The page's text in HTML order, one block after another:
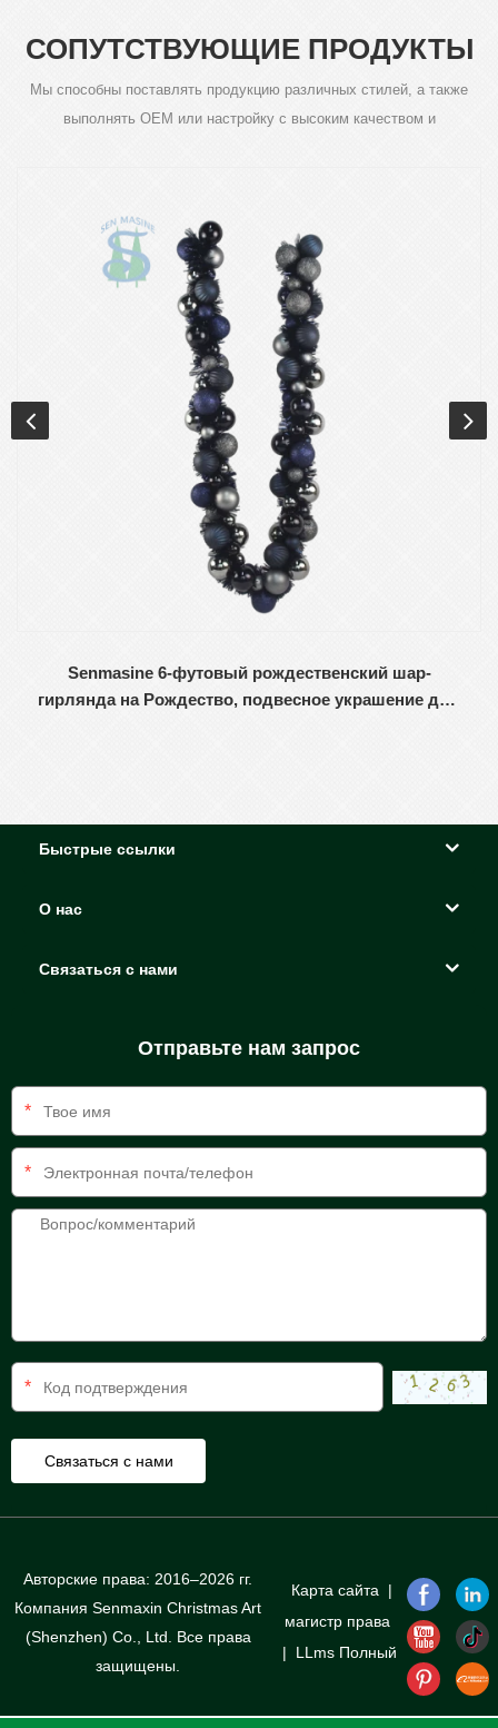
СОПУТСТВУЮЩИЕ ПРОДУКТЫ
Мы способны поставлять продукцию различных стилей, а также
выполнять OEM или настройку с высоким качеством и
Senmasine 6-футовый рождественский шар-
гирлянда на Рождество, подвесное украшение для
Быстрые ссылки
О нас
Связаться с нами
Отправьте нам запрос
*
*
*
Авторские права: 2016–2026 гг.
Компания Senmaxin Christmas Art
(Shenzhen) Co., Ltd. Все права
защищены.
Карта сайта|
магистр права
| LLms Полный